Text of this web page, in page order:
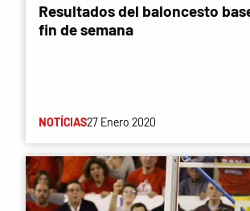
Resultados del baloncesto
fin de semana
NOTÍCIAS27 Enero 2020